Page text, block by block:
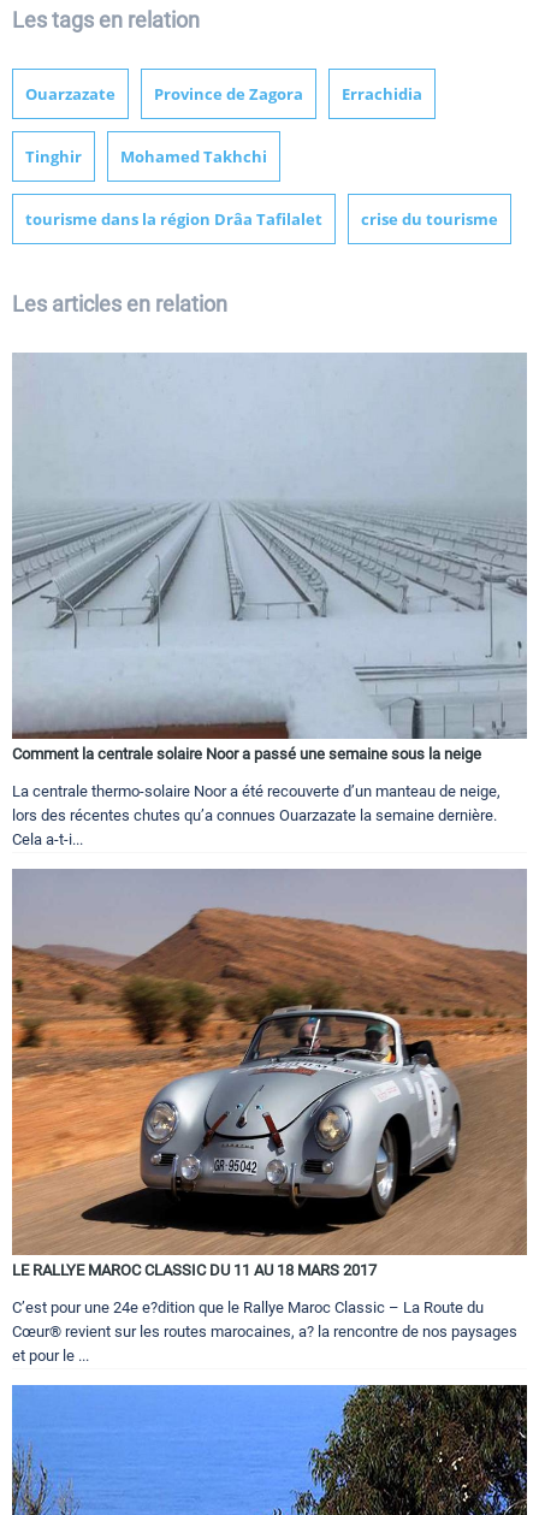
Les tags en relation
Ouarzazate Province de Zagora Errachidia
Tinghir Mohamed Takhchi
tourisme dans la région Drâa Tafilalet crise du tourisme
Les articles en relation
Comment la centrale solaire Noor a passé une semaine sous la neige
La centrale thermo-solaire Noor a été recouverte d’un manteau de neige,
lors des récentes chutes qu’a connues Ouarzazate la semaine dernière.
Cela a-t-i...
LE RALLYE MAROC CLASSIC DU 11 AU 18 MARS 2017
C’est pour une 24e e?dition que le Rallye Maroc Classic – La Route du
Cœur® revient sur les routes marocaines, a? la rencontre de nos paysages
et pour le ...